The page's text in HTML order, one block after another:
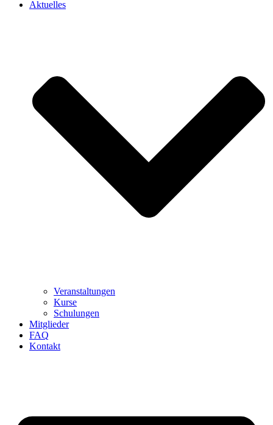
Aktuelles
Veranstaltungen
Kurse
Schulungen
Mitglieder
FAQ
Kontakt